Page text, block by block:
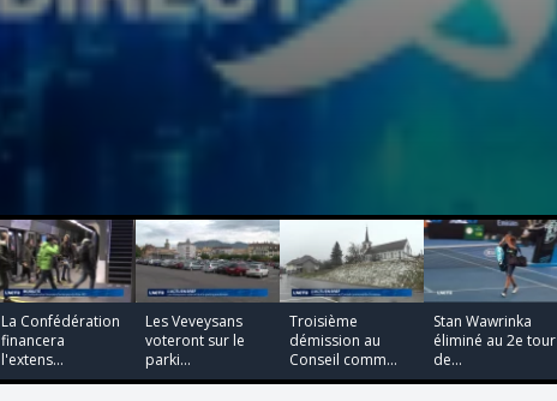
La Confédération
financera
l'extens...
Les Veveysans
voteront sur le
parki...
Troisième
démission au
Conseil comm...
Stan Wawrinka
éliminé au 2e tour
de...